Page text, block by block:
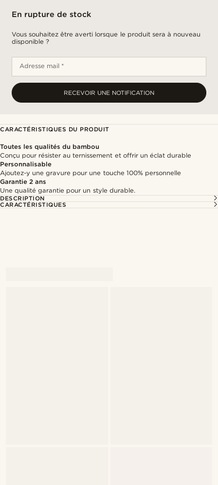
En rupture de stock
Vous souhaitez être averti lorsque le produit sera à nouveau
disponible ?
Adresse mail *
RECEVOIR UNE NOTIFICATION
CARACTÉRISTIQUES DU PRODUIT
Toutes les qualités du bambou
Conçu pour résister au ternissement et offrir un éclat durable
Personnalisable
Ajoutez-y une gravure pour une touche 100% personnelle
Garantie 2 ans
Une qualité garantie pour un style durable.
DESCRIPTION
CARACTÉRISTIQUES